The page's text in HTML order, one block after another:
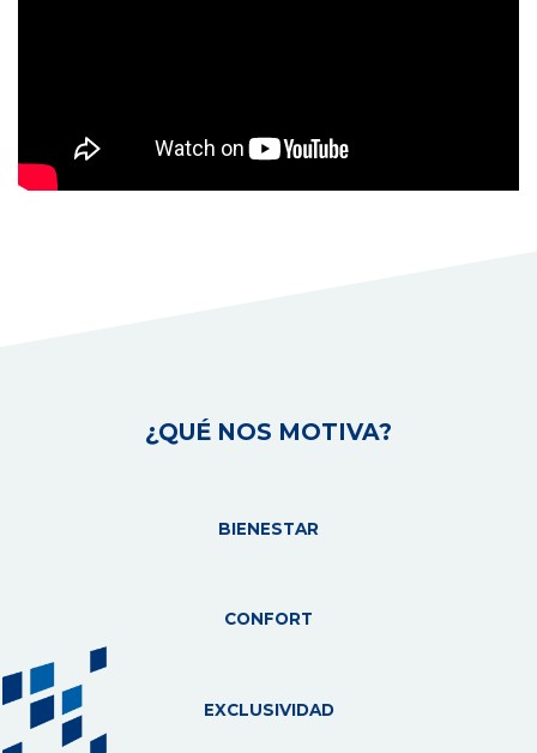
¿QUÉ NOS MOTIVA?
BIENESTAR
CONFORT
EXCLUSIVIDAD